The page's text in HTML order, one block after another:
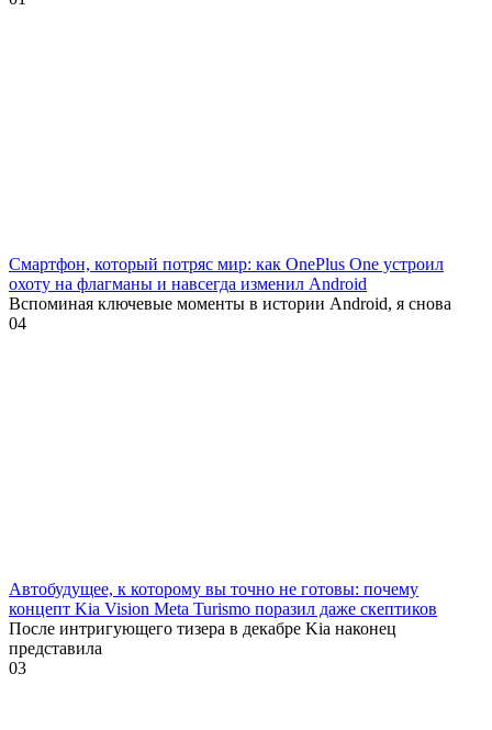
Смартфон, который потряс мир: как OnePlus One устроил
охоту на флагманы и навсегда изменил Android
Вспоминая ключевые моменты в истории Android, я снова
04
Автобудущее, к которому вы точно не готовы: почему
концепт Kia Vision Meta Turismo поразил даже скептиков
После интригующего тизера в декабре Kia наконец
представила
03